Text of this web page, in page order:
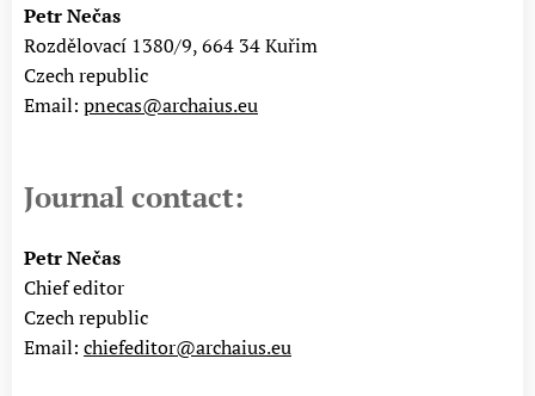
Petr Nečas
Rozdělovací 1380/9, 664 34 Kuřim
Czech republic
Email: pnecas@archaius.eu
Journal contact:
Petr Nečas
Chief editor
Czech republic
Email: chiefeditor@archaius.eu